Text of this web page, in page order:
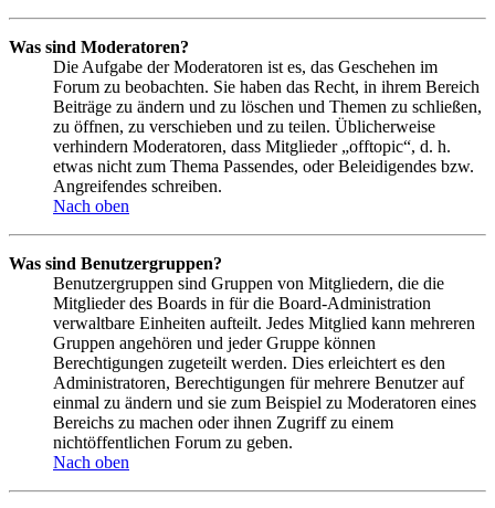
Was sind Moderatoren?
Die Aufgabe der Moderatoren ist es, das Geschehen im
Forum zu beobachten. Sie haben das Recht, in ihrem Bereich
Beiträge zu ändern und zu löschen und Themen zu schließen,
zu öffnen, zu verschieben und zu teilen. Üblicherweise
verhindern Moderatoren, dass Mitglieder „offtopic“, d. h.
etwas nicht zum Thema Passendes, oder Beleidigendes bzw.
Angreifendes schreiben.
Nach oben
Was sind Benutzergruppen?
Benutzergruppen sind Gruppen von Mitgliedern, die die
Mitglieder des Boards in für die Board-Administration
verwaltbare Einheiten aufteilt. Jedes Mitglied kann mehreren
Gruppen angehören und jeder Gruppe können
Berechtigungen zugeteilt werden. Dies erleichtert es den
Administratoren, Berechtigungen für mehrere Benutzer auf
einmal zu ändern und sie zum Beispiel zu Moderatoren eines
Bereichs zu machen oder ihnen Zugriff zu einem
nichtöffentlichen Forum zu geben.
Nach oben